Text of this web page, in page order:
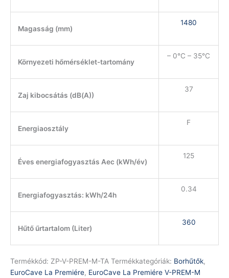
Magasság (mm)
1480
Környezeti hőmérséklet-tartomány
– 0°C – 35°C
Zaj kibocsátás (dB(A))
37
Energiaosztály
F
Éves energiafogyasztás Aec (kWh/év)
125
Energiafogyasztás: kWh/24h
0.34
Hűtő űrtartalom (Liter)
360
Termékkód: ZP-V-PREM-M-TA Termékkategóriák: Borhűtők,
EuroCave La Premiére, EuroCave La Premiére V-PREM-M